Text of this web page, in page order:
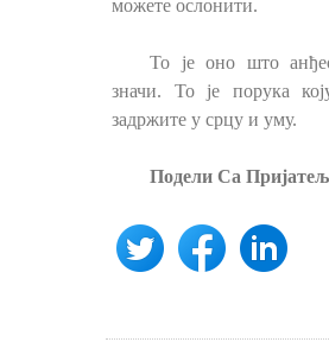
можете ослонити.
То је оно што
значи. То је порука
задржите у срцу и уму.
Подели Са